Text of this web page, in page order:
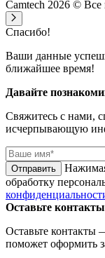
Camtech 2026 ©
Спасибо!
Ваши данные
ближайшее время!
Давайте
Свяжитесь с нами,
исчерпывающую
обработку
Оставьте контакты
Оставьте контакты
поможет оформить